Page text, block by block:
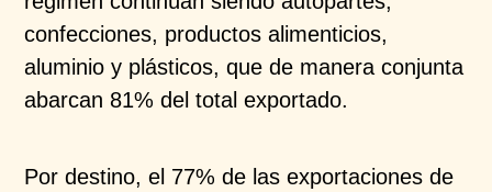
confecciones, productos alimenticios,
aluminio y plásticos, que de manera conjunta
abarcan 81% del total exportado. ​
Por destino, el 77% de las exportaciones de